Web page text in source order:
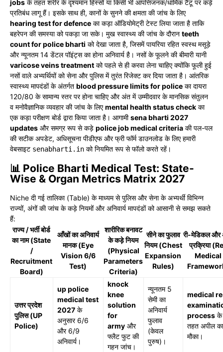
jobs के तहत शरीर के दृश्यमान हिस्सों या किसी भी आपत्तिजनक/धार्मिक टैटू पर कड़े
प्रतिबंध लागू हैं। इसके साथ ही, कानों के सुनने की क्षमता की जांच के लिए
hearing test for defence का कड़ा ऑडियोमेट्री टेस्ट लिया जाता है ताकि
बहरेपन की समस्या को पकड़ा जा सके। मुख स्वास्थ्य की जांच के दौरान teeth
count for police bharti को देखा जाता है, जिसमें पायरिया रहित स्वस्थ मसूड़े
और न्यूनतम 14 डेंटल पॉइंट्स का होना अनिवार्य है। नसों के फूलने की बीमारी यानी
varicose veins treatment को पहले से ही करवा लेना चाहिए क्योंकि फूली हुई
नसों वाले अभ्यर्थियों को सेना और पुलिस में तुरंत रिजेक्ट कर दिया जाता है। आंतरिक
स्वास्थ्य मापदंडों के अंतर्गत blood pressure limits for police का दायरा
120/80 के सामान्य स्तर पर होना चाहिए और अंत में उम्मीदवार के मानसिक संतुलन
व मनोवैज्ञानिक व्यवहार की जांच के लिएmental health status check का
एक कड़ा परीक्षण बोर्ड द्वारा किया जाता है। आगामीsena bharti 2027
updates और समग्र रूप से कड़े police job medical criteria की पल-पल
की सटीक अपडेट, अधिसूचना पीडीएफ और फ्री फॉर्म डाउनलोड के लिए हमारी
वेबसाइट senabharti.in को नियमित रूप से फॉलो करते रहें।
📊 Police Bharti Medical Test: State-
Wise & Organ Metrics Matrix 2027
Niche दी गई तालिका (Table) के माध्यम से पुलिस और सेना के अभ्यर्थी विभिन्न
राज्यों, अंगों की जांच के कड़े नियमों और अनिवार्य मापदंडों को आसानी से समझ सकते
हैं:
राज्य / भर्ती बोर्ड
का नाम (State
/
Recruitment
Board)
आँखों का अनिवार्य
मानक (Eye
Vision 6/6
Test)
शारीरिक बनावट
के कड़े नियम
(Physical
Parameters
Criteria)
सीने का फुलाव
नियम (Chest
Expansion
Rules)
री-मेडिकल और
प्रक्रिया
Medical
उत्तर प्रदेश
पुलिस (UP
Police)
up police
medical test
2027 के
अनुसार 6/6
और 6/9
अनिवार्य।
knock
knee
solution
for
army और
फ्लैट फुट की
गहन जांच।
न्यूनतम 5
सेमी का
अनिवार्य
फुलाव
(केवल
पुरुष)।
medical
process के
तहत अपील का
मौका।